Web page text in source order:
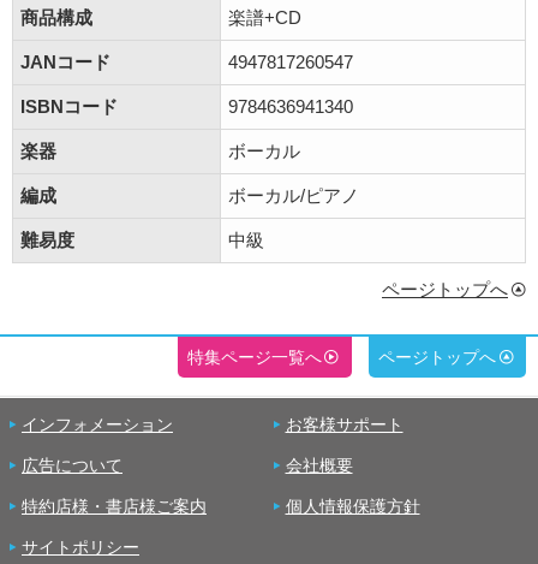
商品構成 楽譜+CD
JANコード 4947817260547
ISBNコード 9784636941340
楽器 ボーカル
編成 ボーカル/ピアノ
難易度 中級
ページトップへ
特集ページ一覧へ ページトップへ
インフォメーション お客様サポート
広告について 会社概要
特約店様・書店様ご案内 個人情報保護方針
サイトポリシー